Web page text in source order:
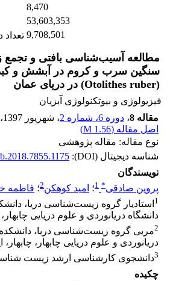
8,470
53,603,353
9,708,501
مطالعه آسیب‌شناسی بافتی و تجمع
سنگین سرب و کروم در آبشش و
(Otolithes ruber) در دریای عمان
فیزیولوژی و بیوتکنولوژی آبزیان
مقاله 8
، دوره 6، شماره 2 ، شهریور 1397
اصل مقاله (1.56 M
)
نوع مقاله: مقاله پژوهشی
شناسه دیجیتال (DOI):
نویسندگان
پروین صادقی*
1؛ امید کوهکن2؛ فاطمه
1 استادیار گروه زیست‌شناسی دریا،
دانشگاه دریانوردی و علوم دریایی چابهار،
2مربی گروه زیست‌شناسی دریا، دانشکده
دریانوردی و علوم دریایی چابهار، چابهار،
3دانشجوی کارشناسی ارشد زیست
چکیده